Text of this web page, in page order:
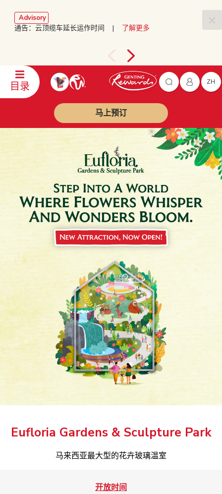
Advisory
通告：云顶缆车延长运作时间 | 了解更多
目录 ZH
马上预订
Eufloria Gardens & Sculpture Park
马来西亚最大型的花卉玻璃温室
开放时间